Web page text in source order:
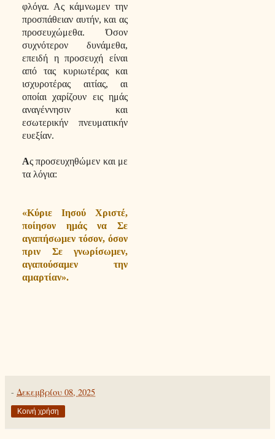
φλόγα. Ας κάμνωμεν την
προσπάθειαν αυτήν, και ας
προσευχώμεθα. Όσον
συχνότερον δυνάμεθα,
επειδή η προσευχή είναι
από τας κυριωτέρας και
ισχυροτέρας αιτίας, αι
οποίαι χαρίζουν εις ημάς
αναγέννησιν και
εσωτερικήν πνευματικήν
ευεξίαν.
Ας προσευχηθώμεν και με
τα λόγια:
«Κύριε Ιησού Χριστέ,
ποίησον ημάς να Σε
αγαπήσωμεν τόσον, όσον
πριν Σε γνωρίσωμεν,
αγαπούσαμεν την
αμαρτίαν».
- Δεκεμβρίου 08, 2025
Κοινή χρήση